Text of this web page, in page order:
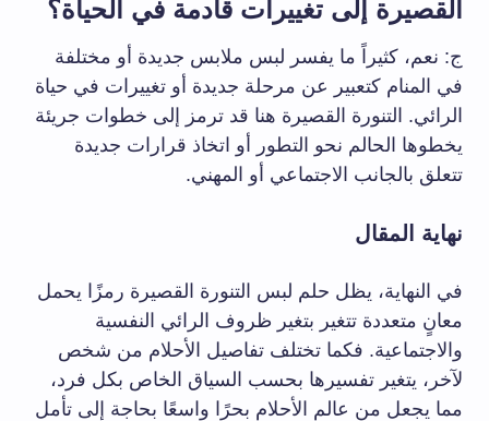
القصيرة إلى تغييرات قادمة في الحياة؟
ج: نعم، كثيراً ما يفسر لبس ملابس جديدة أو مختلفة
في المنام كتعبير عن مرحلة جديدة أو تغييرات في حياة
الرائي. التنورة القصيرة هنا قد ترمز إلى خطوات جريئة
يخطوها الحالم نحو التطور أو اتخاذ قرارات جديدة
تتعلق بالجانب الاجتماعي أو المهني.
نهاية المقال
في النهاية، يظل حلم لبس التنورة القصيرة رمزًا يحمل
معانٍ متعددة تتغير بتغير ظروف الرائي النفسية
والاجتماعية. فكما تختلف تفاصيل الأحلام من شخص
لآخر، يتغير تفسيرها بحسب السياق الخاص بكل فرد،
مما يجعل من عالم الأحلام بحرًا واسعًا بحاجة إلى تأمل